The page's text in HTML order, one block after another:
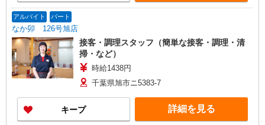
アルバイト パート
なか卯 126号旭店
接客・調理スタッフ（簡単な接客・調理・清
掃・など）
時給1438円
千葉県旭市ニ5383-7
キープ 詳細を見る